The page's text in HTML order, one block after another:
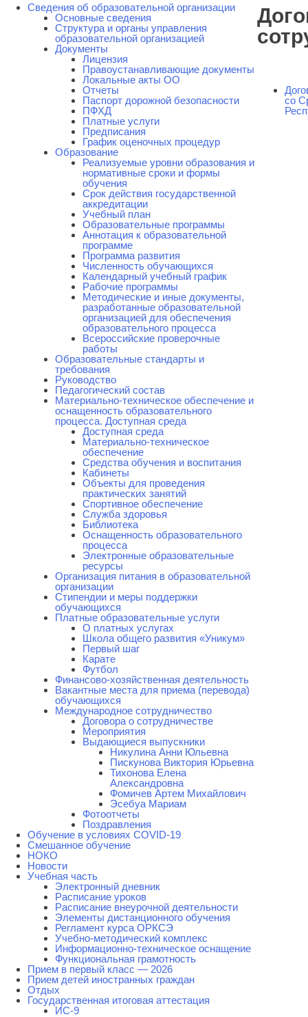
Сведения об образовательной организации
Основные сведения
Cтруктура и органы управления
образовательной организацией
Документы
Лицензия
Правоустанавливающие документы
Локальные акты ОО
Отчеты
Паспорт дорожной безопасности
ПФХД
Платные услуги
Предписания
График оценочных процедур
Образование
Реализуемые уровни образования и
нормативные сроки и формы
обучения
Срок действия государственной
аккредитации
Учебный план
Образовательные программы
Аннотация к образовательной
программе
Программа развития
Численность обучающихся
Календарный учебный график
Рабочие программы
Методические и иные документы,
разработанные образовательной
организацией для обеспечения
образовательного процесса
Всероссийские проверочные
работы
Образовательные стандарты и
требования
Руководство
Педагогический состав
Материально-техническое обеспечение и
оснащенность образовательного
процесса. Доступная среда
Доступная среда
Материально-техническое
обеспечение
Средства обучения и воспитания
Кабинеты
Объекты для проведения
практических занятий
Спортивное обеспечение
Служба здоровья
Библиотека
Оснащенность образовательного
процесса
Электронные образовательные
ресурсы
Организация питания в образовательной
организации
Стипендии и меры поддержки
обучающихся
Платные образовательные услуги
О платных услугах
Школа общего развития «Уникум»
Первый шаг
Карате
Футбол
Финансово-хозяйственная деятельность
Вакантные места для приема (перевода)
обучающихся
Международное сотрудничество
Договора о сотрудничестве
Мероприятия
Выдающиеся выпускники
Никулина Анни Юльевна
Пискунова Виктория Юрьевна
Тихонова Елена
Александровна
Фомичев Артем Михайлович
Эсебуа Мариам
Фотоотчеты
Поздравления
Обучение в условиях COVID-19
Смешанное обучение
НОКО
Новости
Учебная часть
Электронный дневник
Расписание уроков
Расписание внеурочной деятельности
Элементы дистанционного обучения
Регламент курса ОРКСЭ
Учебно-методический комплекс
Информационно-техническое оснащение
Функциональная грамотность
Прием в первый класс — 2026
Прием детей иностранных граждан
Отдых
Государственная итоговая аттестация
ИС-9
со